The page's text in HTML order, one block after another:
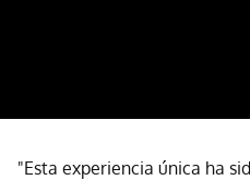
"Esta experiencia única ha